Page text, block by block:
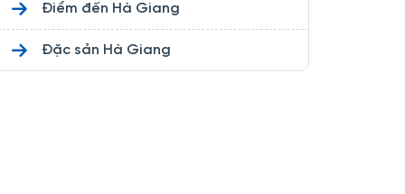
Điểm đến Hà Giang
Đặc sản Hà Giang